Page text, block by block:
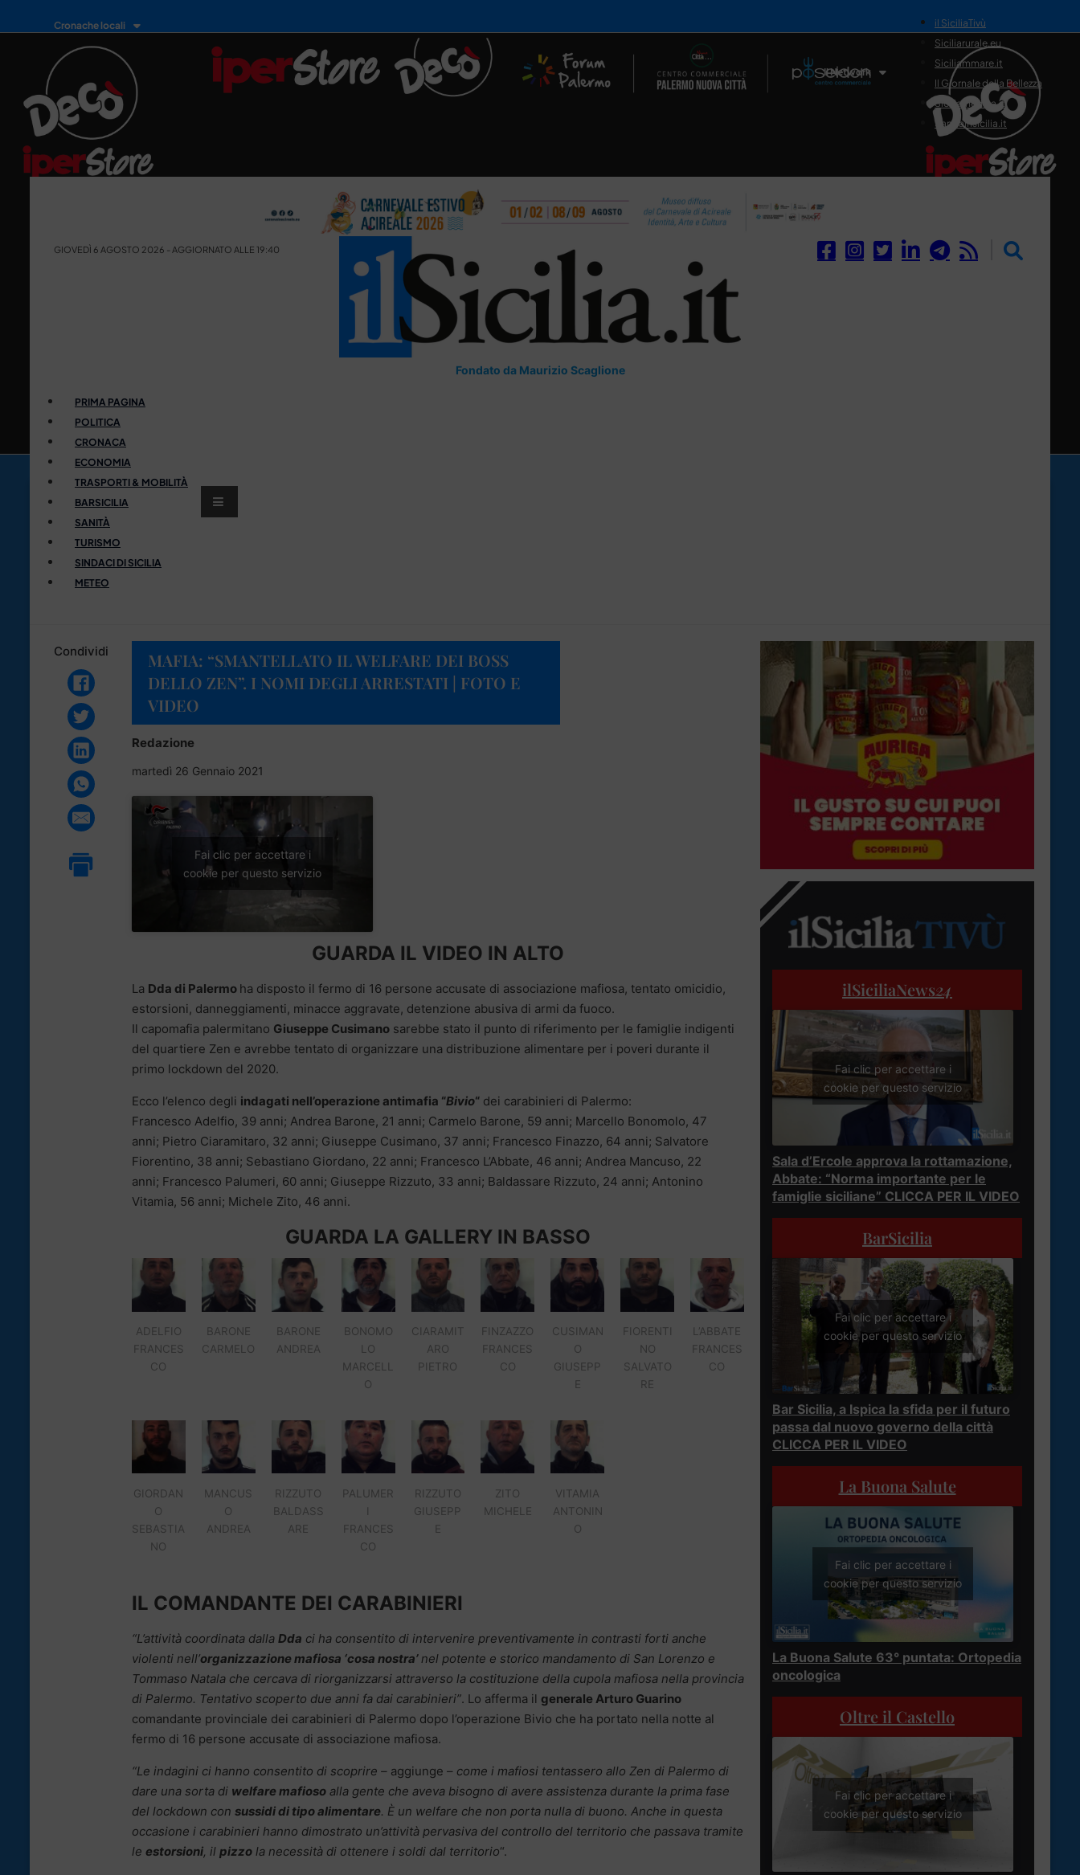
Cronache locali
Il Network
il SiciliaTivù
Siciliarurale.eu
Siciliammare.it
Il Giornale della Bellezza
Siciliamedica.it
Sanitainsicilia.it
GIOVEDÌ 6 AGOSTO 2026 - AGGIORNATO ALLE 19:40
Fondato da Maurizio Scaglione
PRIMA PAGINA
POLITICA
CRONACA
ECONOMIA
TRASPORTI & MOBILITÀ
BARSICILIA
SANITÀ
TURISMO
SINDACI DI SICILIA
METEO
Condividi
MAFIA: “SMANTELLATO IL WELFARE DEI BOSS
DELLO ZEN”. I NOMI DEGLI ARRESTATI | FOTO E
VIDEO
Redazione
martedì 26 Gennaio 2021
Fai clic per accettare i
cookie per questo servizio
GUARDA IL VIDEO IN ALTO
La Dda di Palermo ha disposto il fermo di 16 persone accusate di associazione mafiosa, tentato omicidio,
estorsioni, danneggiamenti, minacce aggravate, detenzione abusiva di armi da fuoco.
Il capomafia palermitano Giuseppe Cusimano sarebbe stato il punto di riferimento per le famiglie indigenti
del quartiere Zen e avrebbe tentato di organizzare una distribuzione alimentare per i poveri durante il
primo lockdown del 2020.
Ecco l’elenco degli indagati nell’operazione antimafia “Bivio“ dei carabinieri di Palermo:
Francesco Adelfio, 39 anni; Andrea Barone, 21 anni; Carmelo Barone, 59 anni; Marcello Bonomolo, 47
anni; Pietro Ciaramitaro, 32 anni; Giuseppe Cusimano, 37 anni; Francesco Finazzo, 64 anni; Salvatore
Fiorentino, 38 anni; Sebastiano Giordano, 22 anni; Francesco L’Abbate, 46 anni; Andrea Mancuso, 22
anni; Francesco Palumeri, 60 anni; Giuseppe Rizzuto, 33 anni; Baldassare Rizzuto, 24 anni; Antonino
Vitamia, 56 anni; Michele Zito, 46 anni.
GUARDA LA GALLERY IN BASSO
ADELFIO
FRANCES
CO
BARONE
CARMELO
BARONE
ANDREA
BONOMO
LO
MARCELL
O
CIARAMIT
ARO
PIETRO
FINZAZZO
FRANCES
CO
CUSIMAN
O
GIUSEPP
E
FIORENTI
NO
SALVATO
RE
L’ABBATE
FRANCES
CO
GIORDAN
O
SEBASTIA
NO
MANCUS
O
ANDREA
RIZZUTO
BALDASS
ARE
PALUMER
I
FRANCES
CO
RIZZUTO
GIUSEPP
E
ZITO
MICHELE
VITAMIA
ANTONIN
O
IL COMANDANTE DEI CARABINIERI
“L’attività coordinata dalla Dda ci ha consentito di intervenire preventivamente in contrasti forti anche
violenti nell’organizzazione mafiosa ‘cosa nostra’nel potente e storico mandamento di San Lorenzo e
Tommaso Natala che cercava di riorganizzarsi attraverso la costituzione della cupola mafiosa nella provincia
di Palermo. Tentativo scoperto due anni fa dai carabinieri”. Lo afferma il generale Arturo Guarino
comandante provinciale dei carabinieri di Palermo dopo l’operazione Bivio che ha portato nella notte al
fermo di 16 persone accusate di associazione mafiosa.
“Le indagini ci hanno consentito di scoprire – aggiunge – come i mafiosi tentassero allo Zen di Palermo di
dare una sorta di welfare mafioso alla gente che aveva bisogno di avere assistenza durante la prima fase
del lockdown con sussidi di tipo alimentare. È un welfare che non porta nulla di buono. Anche in questa
occasione i carabinieri hanno dimostrato un’attività pervasiva del controllo del territorio che passava tramite
le estorsioni, il pizzo la necessità di ottenere i soldi dal territorio“.
ilSiciliaNews24
Fai clic per accettare i
cookie per questo servizio
Sala d’Ercole approva la rottamazione,
Abbate: “Norma importante per le
famiglie siciliane” CLICCA PER IL VIDEO
BarSicilia
Fai clic per accettare i
cookie per questo servizio
Bar Sicilia, a Ispica la sfida per il futuro
passa dal nuovo governo della città
CLICCA PER IL VIDEO
La Buona Salute
Fai clic per accettare i
cookie per questo servizio
La Buona Salute 63° puntata: Ortopedia
oncologica
Oltre il Castello
Fai clic per accettare i
cookie per questo servizio